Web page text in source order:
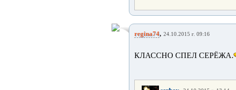
regina74, 24.10.2015 г. 09:16
КЛАССНО СПЕЛ СЕРЁЖА.